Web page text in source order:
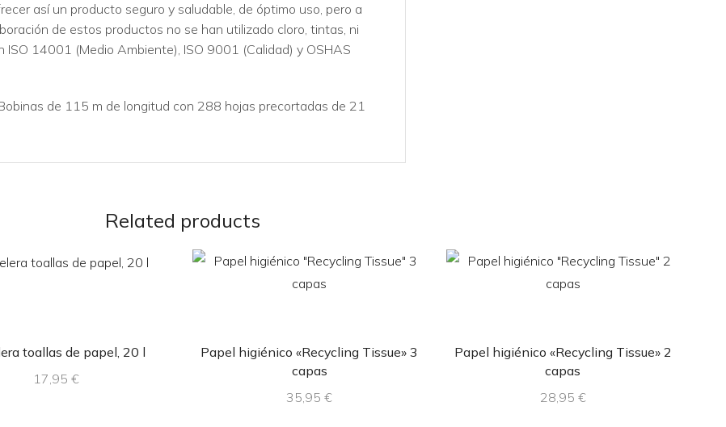
así un producto seguro y saludable, de óptimo uso, pero a
de estos productos no se han utilizado cloro, tintas, ni
14001 (Medio Ambiente), ISO 9001 (Calidad) y OSHAS
de 115 m de longitud con 288 hojas precortadas de 21
Related products
toallas de papel, 20 l
17,95 €
Papel higiénico «Recycling Tissue» 3
capas
35,95€
Papel higiénico «Recycling Tissue» 2
capas
28,95 €